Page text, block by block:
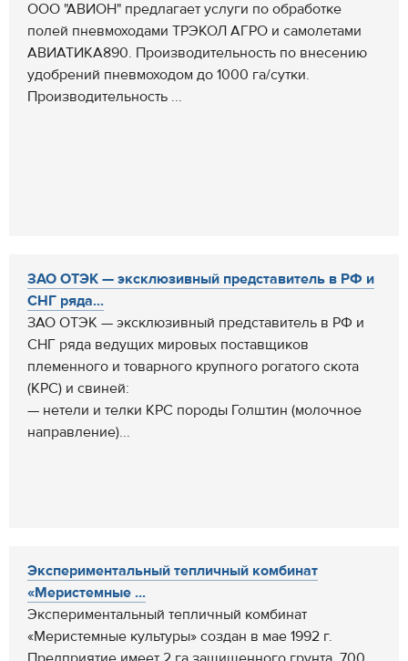
ООО "АВИОН" предлагает услуги по обработке
полей пневмоходами ТРЭКОЛ АГРО и самолетами
АВИАТИКА890. Производительность по внесению
удобрений пневмоходом до 1000 га/сутки.
Производительность ...
ЗАО ОТЭК — эксклюзивный представитель в РФ и
СНГ ряда...
ЗАО ОТЭК — эксклюзивный представитель в РФ и
СНГ ряда ведущих мировых поставщиков
племенного и товарного крупного рогатого скота
(КРС) и свиней:
— нетели и телки КРС породы Голштин (молочное
направление)...
Экспериментальный тепличный комбинат
«Меристемные ...
Экспериментальный тепличный комбинат
«Меристемные культуры» создан в мае 1992 г.